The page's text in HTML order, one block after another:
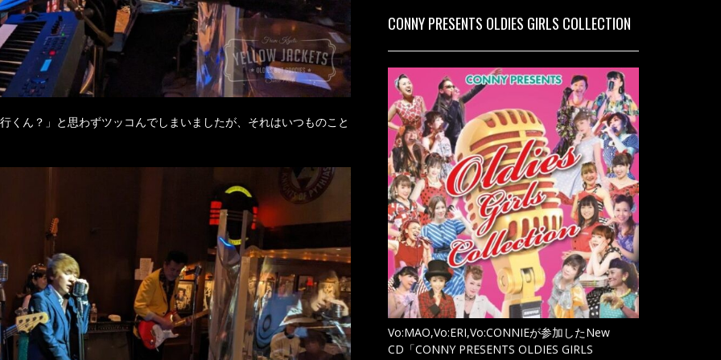
くん？」と思わずツッコんでしまいましたが、それはいつものこと
CONNY PRESENTS OLDIES GIRLS COLLECTION
Vo:MAO,Vo:ERI,Vo:CONNIEが参加したNew
CD「CONNY PRESENTS OLDIES GIRLS